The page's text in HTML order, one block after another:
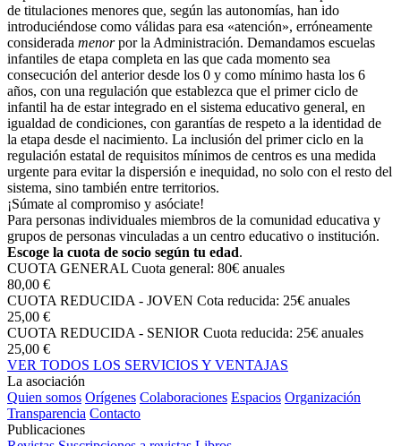
de titulaciones menores que, según las autonomías, han ido
introduciéndose como válidas para esa «atención», erróneamente
considerada menorpor la Admi­nis­tración. Demandamos escuelas
infantiles de etapa completa en las que cada momento sea
consecución del anterior desde los 0 y como mínimo hasta los 6
años, con una regulación que establezca que el primer ciclo de
infantil ha de estar integrado en el sistema educativo general, en
igualdad de condiciones, con garantías de respeto a la identidad de
la etapa desde el nacimiento. La inclusión del primer ciclo en la
regulación estatal de requisitos mínimos de centros es una medida
urgente para evitar la dispersión e inequidad, no solo con el resto del
sistema, sino también entre territorios.
¡Súmate al compromiso y asóciate!
Para personas individuales miembros de la comunidad educativa y
grupos de personas vinculadas a un centro educativo o institución.
Escoge la cuota de socio según tu edad.
CUOTA GENERAL Cuota general: 80€ anuales
80,00 €
CUOTA REDUCIDA - JOVEN Cota reducida: 25€ anuales
25,00 €
CUOTA REDUCIDA - SENIOR Cuota reducida: 25€ anuales
25,00 €
VER TODOS LOS SERVICIOS Y VENTAJAS
La asociación
Quien somos Orígenes Colaboraciones Espacios Organización
Transparencia Contacto
Publicaciones